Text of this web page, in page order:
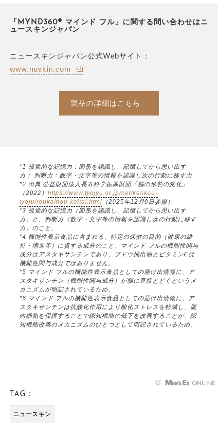
「MYND360® マインド フル」に関する問い合わせはニ
ュースキンジャパン
ニュースキンジャパン公式Webサイト：
www.nuskin.com
製品の詳細はこちら
*1 視覚的な記憶力：図形を認識し、記憶してから思い出す
力； 判断力：数字・文字等の情報を認識し次の行動に移す力
*2 出典 公益財団法人長寿科学振興財団「脳の形態の変化」
（2022） https://www.tyojyu.or.jp/net/kenkou-
tyoju/rouka/nou-keitai.html （2025年12月9日参照）
*3 視覚的な記憶力（図形を認識し、記憶してから思い出す
力）と、判断力（数字・文字等の情報を認識し次の行動に移す
力）のこと。
*4 機能性表示食品に含まれる、特定の保健の目的（健康の維
持・増進等）に資する成分のこと。マインド フルの機能性関与
成分はアスタキサンチンであり、ブドウ抽出物とビタミンEは
機能性関与成分ではありません。
*5 マインド フルの機能性表示食品としての届け出情報に、ア
スタキサンチン（機能性関与成分）が脳に直接とどくというメ
カニズムが明記されているため。
*6 マインド フルの機能性表示食品としての届け出情報に、ア
スタキサンチンは抗酸化作用により酸化ストレスを軽減し、脳
内細胞を保護することで認知機能の低下を改善することが、認
知機能改善のメカニズムのひとつとして明記されているため。
TAG：
ニュースキン